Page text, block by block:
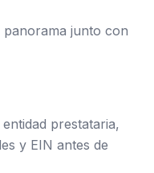
junto con
prestataria,
y EIN antes de